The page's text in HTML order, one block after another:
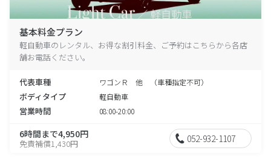
基本料金プラン
軽自動車のレンタル、お得な割引料金、ご予約はこちらから各店
舗お電話ください。
代表車種 ワゴンＲ 他 （車種指定不可）
ボディタイプ 軽自動車
営業時間 08:00-20:00
6時間まで4,950円
免責補償1,430円 052-932-1107